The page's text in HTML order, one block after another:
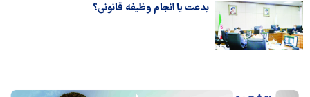
بدعت یا انجام وظیفه قانونی؟